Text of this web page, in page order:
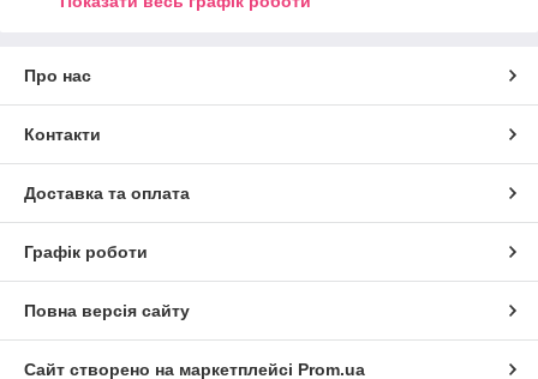
Про нас
Контакти
Доставка та оплата
Графік роботи
Повна версія сайту
Сайт створено на маркетплейсі Prom.ua